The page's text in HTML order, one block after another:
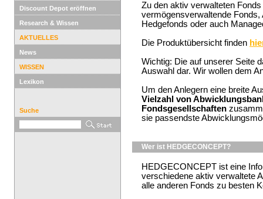
Discount Depot eröffnen
Research & Wissen
AKTUELLES
News
WISSEN
Lexikon
Suche
Zu den aktiv verwalteten
vermögensverwaltende
Hedgefonds oder auch
Die Produktübersicht finden
Wichtig: Die auf unserer Seite
Auswahl dar. Wir wollen dem
Um den Anlegern eine breite
Vielzahl von
Fondsgesellschaften
sie passendste
Wer ist HEDGECONCEPT?
HEDGECONCEPT ist eine
verschiedene aktiv verwaltete
alle anderen Fonds zu besten